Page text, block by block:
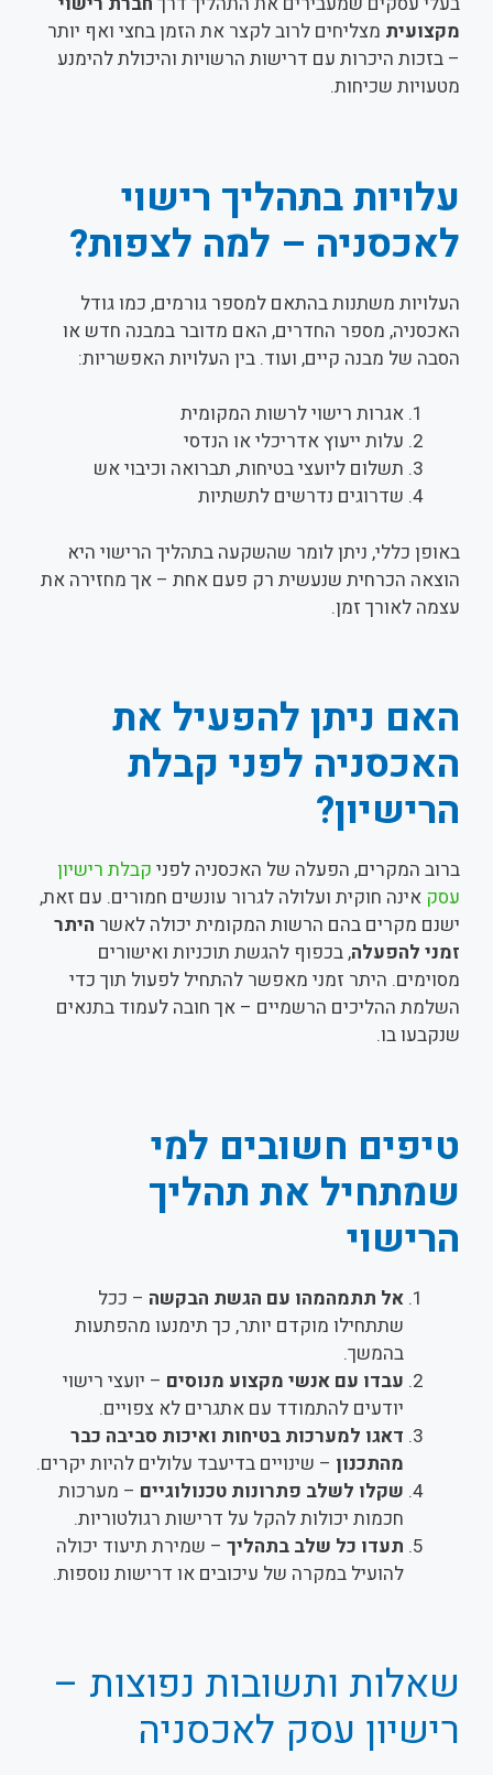
מקצועית מצליחים לרוב לקצר את הזמן בחצי ואף יותר
– בזכות היכרות עם דרישות הרשויות והיכולת להימנע
מטעויות שכיחות.
עלויות בתהליך רישוי
לאכסניה – למה לצפות?
העלויות משתנות בהתאם למספר גורמים, כמו גודל
האכסניה, מספר החדרים, האם מדובר במבנה חדש או
הסבה של מבנה קיים, ועוד. בין העלויות האפשריות:
אגרות רישוי לרשות המקומית
עלות ייעוץ אדריכלי או הנדסי
תשלום ליועצי בטיחות, תברואה וכיבוי אש
שדרוגים נדרשים לתשתיות
באופן כללי, ניתן לומר שהשקעה בתהליך הרישוי היא
הוצאה הכרחית שנעשית רק פעם אחת – אך מחזירה את
עצמה לאורך זמן.
האם ניתן להפעיל את
האכסניה לפני קבלת
הרישיון?
ברוב המקרים, הפעלה של האכסניה לפני קבלת רישיון
עסק אינה חוקית ועלולה לגרור עונשים חמורים. עם זאת,
ישנם מקרים בהם הרשות המקומית יכולה לאשר היתר
זמני להפעלה, בכפוף להגשת תוכניות ואישורים
מסוימים. היתר זמני מאפשר להתחיל לפעול תוך כדי
השלמת ההליכים הרשמיים – אך חובה לעמוד בתנאים
שנקבעו בו.
טיפים חשובים למי
שמתחיל את תהליך
הרישוי
אל תתמהמהו עם הגשת הבקשה – ככל
שתתחילו מוקדם יותר, כך תימנעו מהפתעות
בהמשך.
עבדו עם אנשי מקצוע מנוסים – יועצי רישוי
יודעים להתמודד עם אתגרים לא צפויים.
דאגו למערכות בטיחות ואיכות סביבה כבר
מהתכנון – שינויים בדיעבד עלולים להיות יקרים.
שקלו לשלב פתרונות טכנולוגיים – מערכות
חכמות יכולות להקל על דרישות רגולטוריות.
תעדו כל שלב בתהליך – שמירת תיעוד יכולה
להועיל במקרה של עיכובים או דרישות נוספות.
שאלות ותשובות נפוצות –
רישיון עסק לאכסניה